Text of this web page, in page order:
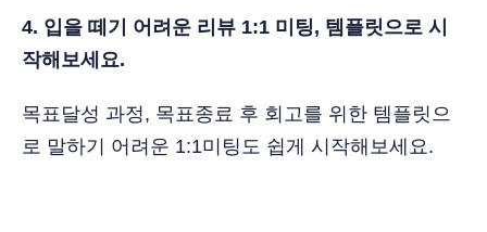
4. 입을 떼기 어려운 리뷰 1:1 미팅, 템플릿으로 시
작해보세요.
목표달성 과정, 목표종료 후 회고를 위한 템플릿으
로 말하기 어려운 1:1미팅도 쉽게 시작해보세요.